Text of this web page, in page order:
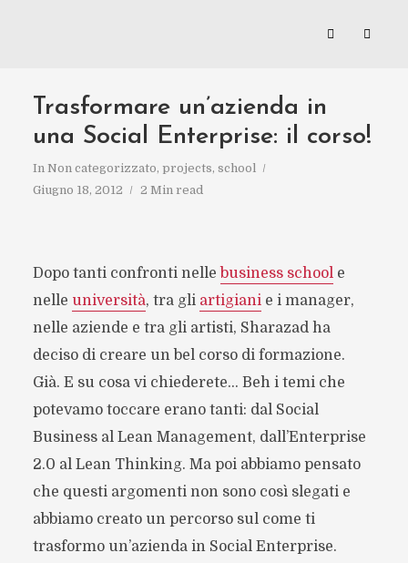
Trasformare un’azienda in
una Social Enterprise: il corso!
In Non categorizzato, projects, school
Giugno 18, 2012
2 Min read
Dopo tanti confronti nelle business schoole
nelle università, tra gli artigianie i manager,
nelle aziende e tra gli artisti, Sharazad ha
deciso di creare un bel corso di formazione.
Già. E su cosa vi chiederete… Beh i temi che
potevamo toccare erano tanti: dal Social
Business al Lean Management, dall’Enterprise
2.0 al Lean Thinking. Ma poi abbiamo pensato
che questi argomenti non sono così slegati e
abbiamo creato un percorso sul come ti
trasformo un’azienda in Social Enterprise.